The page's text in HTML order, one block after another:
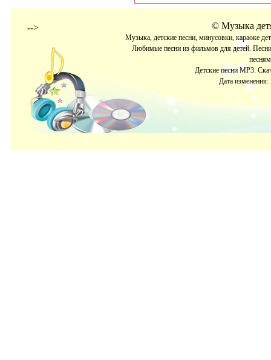
--> © Музыка
Музыка, детские песни, минусовки, караоке
Любимые песни из фильмов для детей.
Детские песни МР3.
Дата изменения: